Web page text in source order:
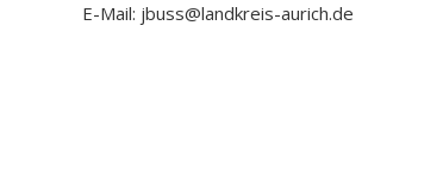
E-Mail: jbuss@landkreis-aurich.de